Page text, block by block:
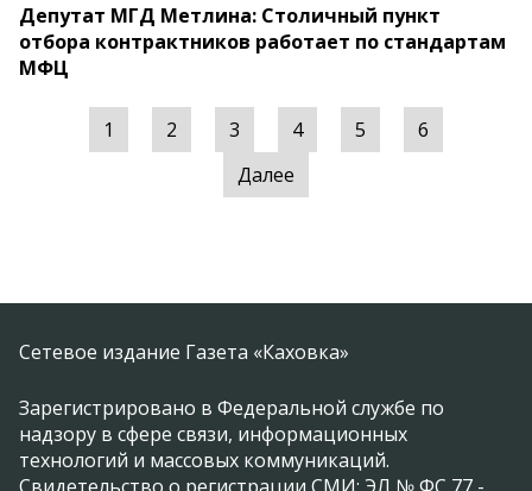
Депутат МГД Метлина: Столичный пункт
отбора контрактников работает по стандартам
МФЦ
1 2 3 4 5
6
Далее
Сетевое издание Газета «Каховка»
Зарегистрировано в Федеральной службе по
надзору в сфере связи, информационных
технологий и массовых коммуникаций.